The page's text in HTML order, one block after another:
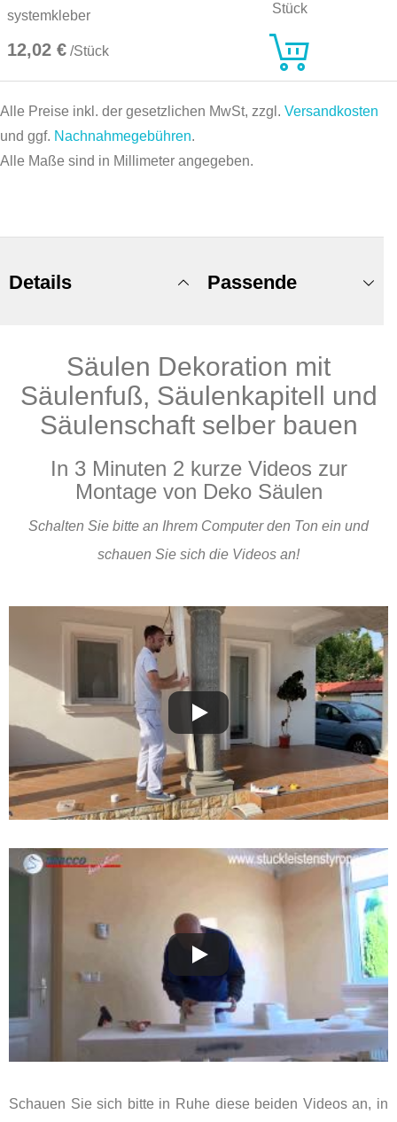
systemkleber
12,02 € /Stück
Stück
Alle Preise inkl. der gesetzlichen MwSt, zzgl. Versandkosten
und ggf. Nachnahmegebühren.
Alle Maße sind in Millimeter angegeben.
Details
Säulen Dekoration mit
Säulenfuß, Säulenkapitell und
Säulenschaft selber bauen
In 3 Minuten 2 kurze Videos zur
Montage von Deko Säulen
Schalten Sie bitte an Ihrem Computer den Ton ein und
schauen Sie sich die Videos an!
Schauen Sie sich bitte in Ruhe diese beiden Videos an, in
Passende
Produkte